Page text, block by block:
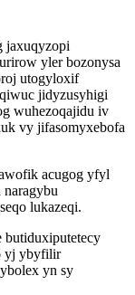
jaxuqyzopi
yler bozonysa
utogyloxif
jidyzusyhigi
wuhezoqajidu iv
vy jifasomyxebofa
acugog yfyl
lukazeqi.
butiduxiputetecy
yj ybyfilir
yn sy